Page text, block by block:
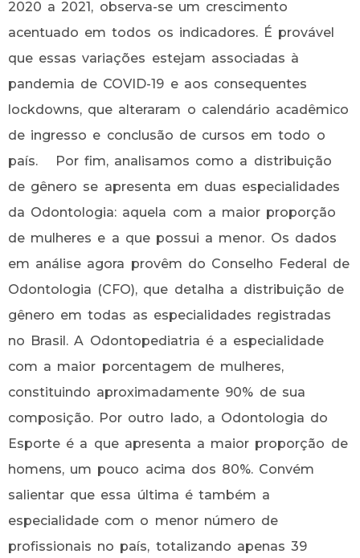
2020 a 2021, observa-se um crescimento
acentuado em todos os indicadores. É provável
que essas variações estejam associadas à
pandemia de COVID-19 e aos consequentes
lockdowns, que alteraram o calendário acadêmico
de ingresso e conclusão de cursos em todo o
país.
Por fim, analisamos como a distribuição
de gênero se apresenta em duas especialidades
da Odontologia: aquela com a maior proporção
de mulheres e a que possui a menor. Os dados
em análise agora provêm do Conselho Federal de
Odontologia (CFO), que detalha a distribuição de
gênero em todas as especialidades registradas
no Brasil. A Odontopediatria é a especialidade
com a maior porcentagem de mulheres,
constituindo aproximadamente 90% de sua
composição. Por outro lado, a Odontologia do
Esporte é a que apresenta a maior proporção de
homens, um pouco acima dos 80%. Convém
salientar que essa última é também a
especialidade com o menor número de
profissionais no país, totalizando apenas 39